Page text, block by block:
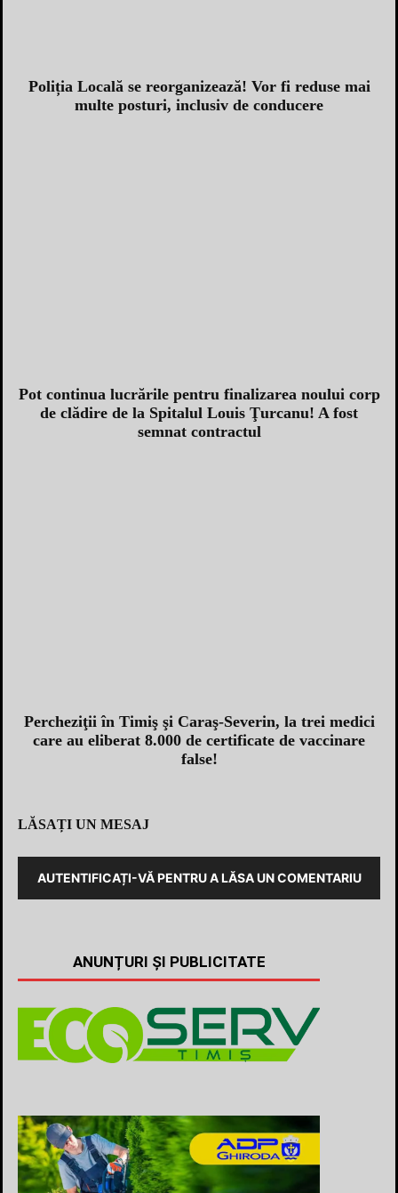
Poliția Locală se reorganizează! Vor fi reduse mai
multe posturi, inclusiv de conducere
Pot continua lucrările pentru finalizarea noului corp
de clădire de la Spitalul Louis Ţurcanu! A fost
semnat contractul
Percheziţii în Timiş şi Caraş-Severin, la trei medici
care au eliberat 8.000 de certificate de vaccinare
false!
LĂSAȚI UN MESAJ
AUTENTIFICAȚI-VĂ PENTRU A LĂSA UN COMENTARIU
ANUNȚURI ȘI PUBLICITATE